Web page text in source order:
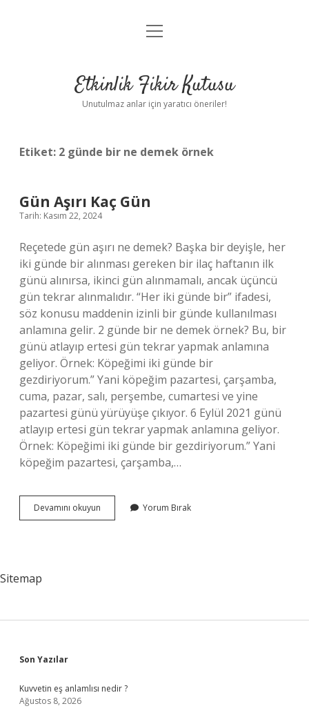
Anasayfa
Yasal Uyarı
menüyü
Etkinlik Fikir Kutusu
Unutulmaz anlar için yaratıcı öneriler!
Etiket: 2 günde bir ne demek örnek
Gün Aşırı Kaç Gün
Tarih: Kasım 22, 2024
Reçetede gün aşırı ne demek? Başka bir deyişle, her
iki günde bir alınması gereken bir ilaç haftanın ilk
günü alınırsa, ikinci gün alınmamalı, ancak üçüncü
gün tekrar alınmalıdır. “Her iki günde bir” ifadesi,
söz konusu maddenin izinli bir günde kullanılması
anlamına gelir. 2 günde bir ne demek örnek? Bu, bir
günü atlayıp ertesi gün tekrar yapmak anlamına
geliyor. Örnek: Köpeğimi iki günde bir
gezdiriyorum.” Yani köpeğim pazartesi, çarşamba,
cuma, pazar, salı, perşembe, cumartesi ve yine
pazartesi günü yürüyüşe çıkıyor. 6 Eylül 2021 günü
atlayıp ertesi gün tekrar yapmak anlamına geliyor.
Örnek: Köpeğimi iki günde bir gezdiriyorum.” Yani
köpeğim pazartesi, çarşamba,…
Devamını okuyun
Aşırı
Yorum Bırak
Sitemap
Sidebar
Son Yazılar
Kuvvetin eş anlamlısı nedir ?
Ağustos 8, 2026